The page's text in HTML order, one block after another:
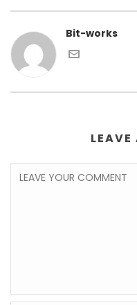
Bit-works